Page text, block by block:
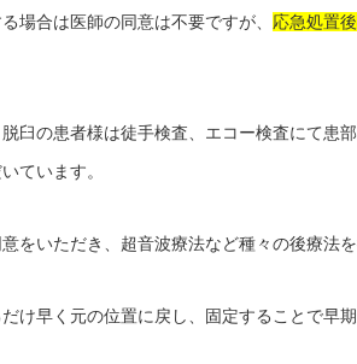
場合は医師の同意は不要ですが、 応急処置
臼の患者様は徒手検査、エコー検査にて患
ています。
をいただき、超音波療法など種々の後療法
け早く元の位置に戻し、固定することで早